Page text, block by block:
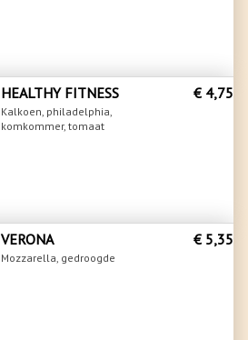
HEALTHY FITNESS
Kalkoen, philadelphia,
komkommer, tomaat
€ 4,75
VERONA
Mozzarella, gedroogde
€ 5,35